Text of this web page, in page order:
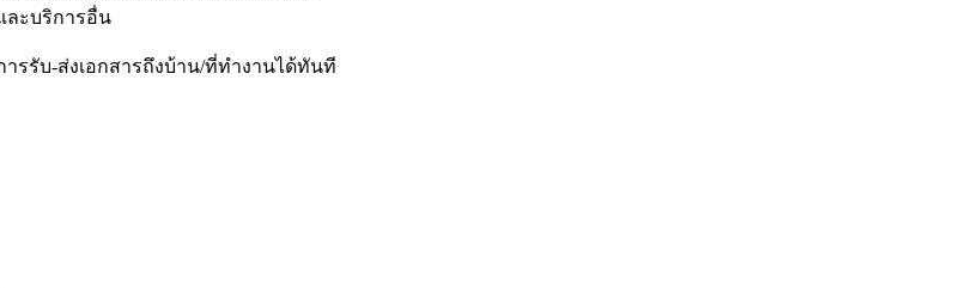
ละบริการอื่น
รรับ-ส่งเอกสารถึงบ้าน/ที่ทำงานได้ทันที